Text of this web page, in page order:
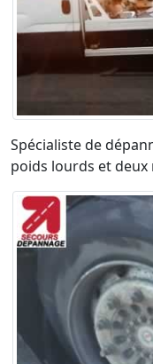
Spécialiste de
poids lourds et deux